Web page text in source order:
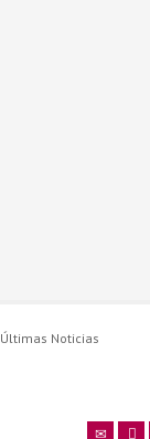
Últimas Noticias